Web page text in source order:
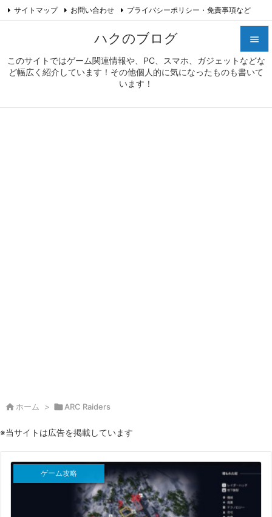
ハクのブログ
このサイトではゲーム関連情報や、PC、スマホ、ガジェットなどな
ど幅広く紹介しています！その他個人的に気になったものも書いて
います！


メニュ
サイド
サイトマップ お問い合わせ プライバシーポリシー・免責事項など
 ホーム > ARC Raiders
※当サイトは広告を掲載しています
ゲーム攻略